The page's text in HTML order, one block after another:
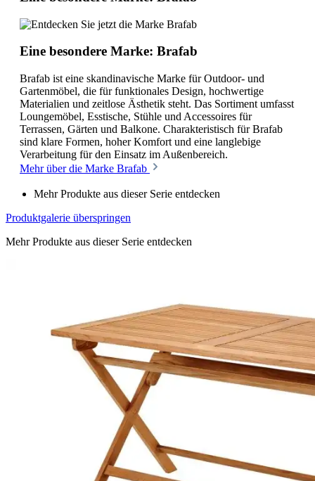
Eine besondere Marke: Brafab
Brafab ist eine skandinavische Marke für Outdoor- und
Gartenmöbel, die für funktionales Design, hochwertige
Materialien und zeitlose Ästhetik steht. Das Sortiment umfasst
Loungemöbel, Esstische, Stühle und Accessoires für
Terrassen, Gärten und Balkone. Charakteristisch für Brafab
sind klare Formen, hoher Komfort und eine langlebige
Verarbeitung für den Einsatz im Außenbereich.
Mehr über die Marke Brafab
Mehr Produkte aus dieser Serie entdecken
Produktgalerie überspringen
Mehr Produkte aus dieser Serie entdecken